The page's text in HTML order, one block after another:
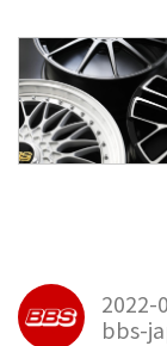
2022-
bbs-